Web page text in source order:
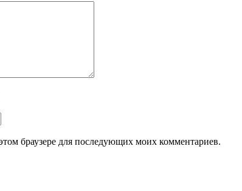
браузере для последующих моих комментариев.